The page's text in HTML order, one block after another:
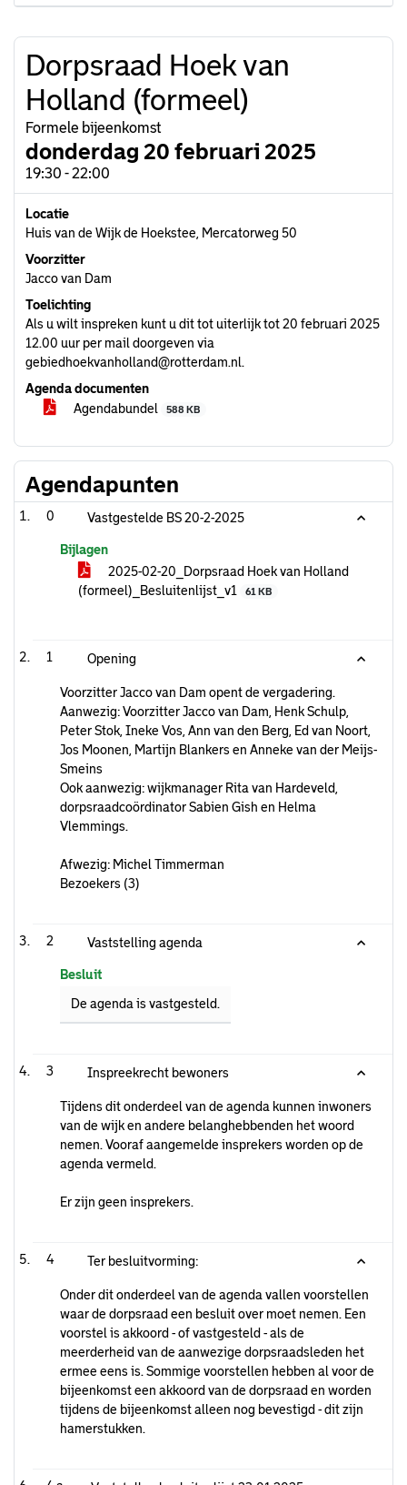
Dorpsraad Hoek van
Holland (formeel)
Formele bijeenkomst
donderdag 20 februari 2025
19:30 - 22:00
Locatie
Huis van de Wijk de Hoekstee, Mercatorweg 50
Voorzitter
Jacco van Dam
Toelichting
Als u wilt inspreken kunt u dit tot uiterlijk tot 20 februari 2025
12.00 uur per mail doorgeven via
gebiedhoekvanholland@rotterdam.nl.
Agenda documenten
Agendabundel
588 KB
Agendapunten
0 Vastgestelde BS 20-2-2025
Bijlagen
2025-02-20_Dorpsraad Hoek van Holland
(formeel)_Besluitenlijst_v1
61 KB
1 Opening
Voorzitter Jacco van Dam opent de vergadering.
Aanwezig: Voorzitter Jacco van Dam, Henk Schulp,
Peter Stok, Ineke Vos, Ann van den Berg, Ed van Noort,
Jos Moonen, Martijn Blankers en Anneke van der Meijs-
Smeins
Ook aanwezig: wijkmanager Rita van Hardeveld,
dorpsraadcoördinator Sabien Gish en Helma
Vlemmings.
Afwezig: Michel Timmerman
Bezoekers (3)
2 Vaststelling agenda
Besluit
De agenda is vastgesteld.
3 Inspreekrecht bewoners
Tijdens dit onderdeel van de agenda kunnen inwoners
van de wijk en andere belanghebbenden het woord
nemen. Vooraf aangemelde insprekers worden op de
agenda vermeld.
Er zijn geen insprekers.
4 Ter besluitvorming:
Onder dit onderdeel van de agenda vallen voorstellen
waar de dorpsraad een besluit over moet nemen. Een
voorstel is akkoord - of vastgesteld - als de
meerderheid van de aanwezige dorpsraadsleden het
ermee eens is. Sommige voorstellen hebben al voor de
bijeenkomst een akkoord van de dorpsraad en worden
tijdens de bijeenkomst alleen nog bevestigd - dit zijn
hamerstukken.